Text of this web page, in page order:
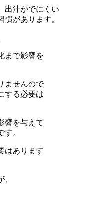
出汁がでにくい
があります。
まで影響を
ませんので
する必要は
響を与えて
。
はあります